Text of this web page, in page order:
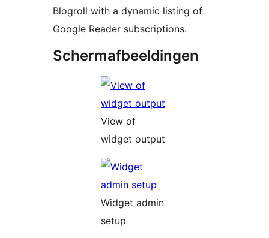
Blogroll with a dynamic listing of
Google Reader subscriptions.
Schermafbeeldingen
View of
widget output
Widget admin
setup